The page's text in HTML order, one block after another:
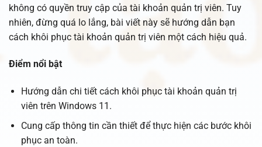
không có quyền truy cập của tài khoản quản trị viên. Tuy
nhiên, đừng quá lo lắng, bài viết này sẽ hướng dẫn bạn
cách khôi phục tài khoản quản trị viên một cách hiệu quả.
Điểm nổi bật
Hướng dẫn chi tiết cách khôi phục tài khoản quản trị
viên trên Windows 11.
Cung cấp thông tin cần thiết để thực hiện các bước khôi
phục an toàn.